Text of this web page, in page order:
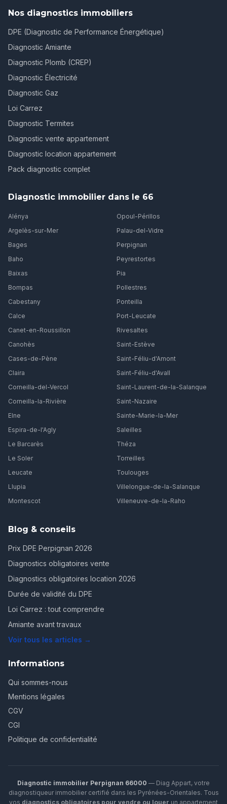
Nos diagnostics immobiliers
DPE (Diagnostic de Performance Énergétique)
Diagnostic Amiante
Diagnostic Plomb (CREP)
Diagnostic Électricité
Diagnostic Gaz
Loi Carrez
Diagnostic Termites
Diagnostic vente appartement
Diagnostic location appartement
Pack diagnostic complet
Diagnostic immobilier dans le 66
Alénya
Argelès-sur-Mer
Bages
Baho
Baixas
Bompas
Cabestany
Calce
Canet-en-Roussillon
Canohès
Cases-de-Pène
Claira
Corneilla-del-Vercol
Corneilla-la-Rivière
Elne
Espira-de-l'Agly
Le Barcarès
Le Soler
Leucate
Llupia
Montescot
Opoul-Périllos
Palau-del-Vidre
Perpignan
Peyrestortes
Pia
Pollestres
Ponteilla
Port-Leucate
Rivesaltes
Saint-Estève
Saint-Féliu-d'Amont
Saint-Féliu-d'Avall
Saint-Laurent-de-la-Salanque
Saint-Nazaire
Sainte-Marie-la-Mer
Saleilles
Théza
Torreilles
Toulouges
Villelongue-de-la-Salanque
Villeneuve-de-la-Raho
Blog & conseils
Prix DPE Perpignan 2026
Diagnostics obligatoires vente
Diagnostics obligatoires location 2026
Durée de validité du DPE
Loi Carrez : tout comprendre
Amiante avant travaux
Voir tous les articles →
Informations
Qui sommes-nous
Mentions légales
CGV
CGI
Politique de confidentialité
Diagnostic immobilier Perpignan 66000 — Diag Appart, votre
diagnostiqueur immobilier certifié dans les Pyrénées-Orientales. Tous
vos diagnostics obligatoires pour vendre ou louer un appartement